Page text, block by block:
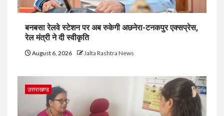
बनबसा रेलवे स्टेशन पर अब रुकेगी अछनेरा-टनकपुर एक्सप्रेस,
रेल मंत्री ने दी स्वीकृति
August 6, 2026 Jalta Rashtra News
उत्तराखण्ड